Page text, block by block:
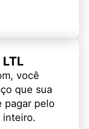
você
que sua
pagar pelo
inteiro.